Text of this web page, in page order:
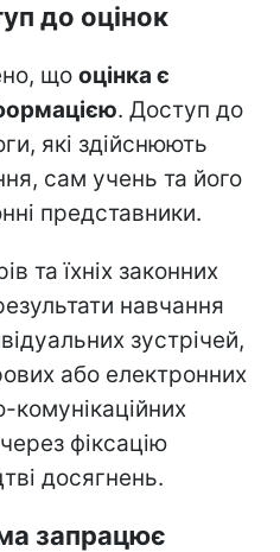
до оцінок
що оцінка є
. Доступ до
які здійснюють
сам учень та його
представники.
та їхніх законних
навчання
зустрічей,
або електронних
комунікаційних
фіксацію
досягнень.
запрацює